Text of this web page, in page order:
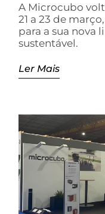
A Microcubo
21 a 23 de
para a sua nova
sustentável.
Ler Mais